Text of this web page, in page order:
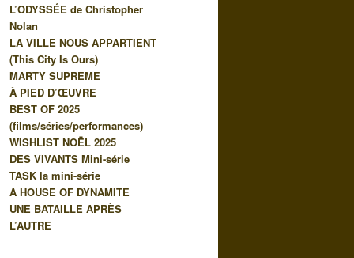
r
c
h
e
L’ODYSSÉE de Christopher
Nolan
LA VILLE NOUS APPARTIENT
(This City Is Ours)
MARTY SUPREME
À PIED D’ŒUVRE
BEST OF 2025
(films/séries/performances)
WISHLIST NOËL 2025
DES VIVANTS Mini-série
TASK la mini-série
A HOUSE OF DYNAMITE
UNE BATAILLE APRÈS
L’AUTRE